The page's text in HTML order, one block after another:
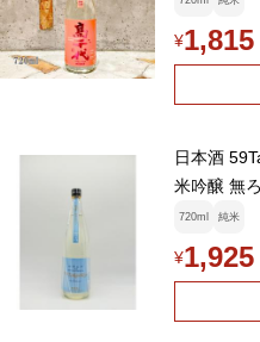
¥1,815
日本酒
米吟醸 無
720ml 純米
¥1,925